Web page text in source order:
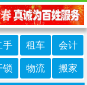
手 租车 会计
锁 物流 搬家